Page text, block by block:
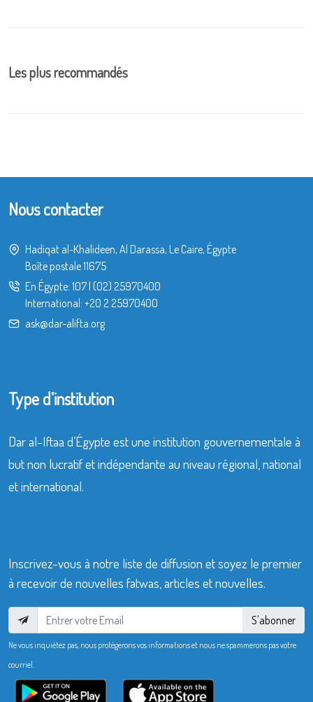
Les plus recommandés
Nous contacter
Hadiqat al-Khalideen, Al Darassa, Le Caire, Égypte
Boîte postale 11675
En Égypte: 107| (02) 25970400
International: +20 2 25970400
ask@dar-alifta.org
Type d’institution
Dar al-Iftaa d’Égypte est une institution gouvernementale à
but non lucratif et indépendante au niveau régional, national
et international.
Inscrivez-vous à notre liste de diffusion et soyez le premier
à recevoir de nouvelles fatwas, articles et nouvelles.
S'abonner
Ne vous inquiétez pas, nous protégerons vos informations et nous ne spammerons pas votre
courriel.